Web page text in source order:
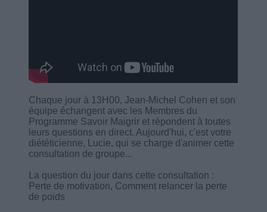
Chaque jour à 13H00, Jean-Michel Cohen et son
équipe échangent avec les Membres du
Programme Savoir Maigrir et répondent à toutes
leurs questions en direct. Aujourd'hui, c'est votre
diététicienne, Lucie, qui se charge d'animer cette
consultation de groupe...
La question du jour dans cette consultation :
Perte de motivation, Comment relancer la perte
de poids